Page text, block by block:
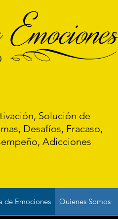
[
Solución de
Desafíos, Fracaso,
Adicciones
de Emociones Quienes Somos